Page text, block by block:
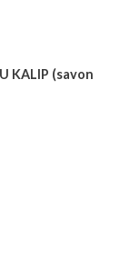
KALIP (savon